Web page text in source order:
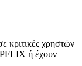
κριτικές χρηστών
ή έχουν